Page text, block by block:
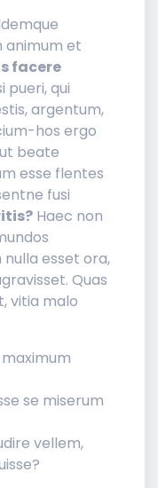
animum et
facere
pueri, qui
argentum,
hos ergo
beate
esse flentes
fusi
Haec non
esset ora,
Quas
vitia malo
se miserum
vellem,